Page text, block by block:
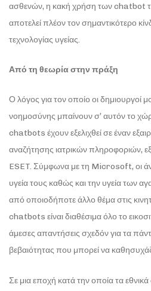
ασθενών, η κακή χρήση των chatbot
αποτελεί πλέον τον σημαντικότερο
τεχνολογίας υγείας.
Από τη θεωρία στην πράξη
Ο λόγος για τον οποίο οι δημιουργοί
νοημοσύνης μπαίνουν σ’ αυτόν το
chatbots έχουν εξελιχθεί σε έναν
αναζήτησης ιατρικών πληροφοριών,
ESET. Σύμφωνα με τη Microsoft, οι
υγεία τους καθώς και την υγεία των
από οποιοδήποτε άλλο θέμα στις
chatbots είναι διαθέσιμα όλο το
άμεσες απαντήσεις σχεδόν για τα
βεβαιότητας που μπορεί να
Σε μια εποχή κατά την οποία τα